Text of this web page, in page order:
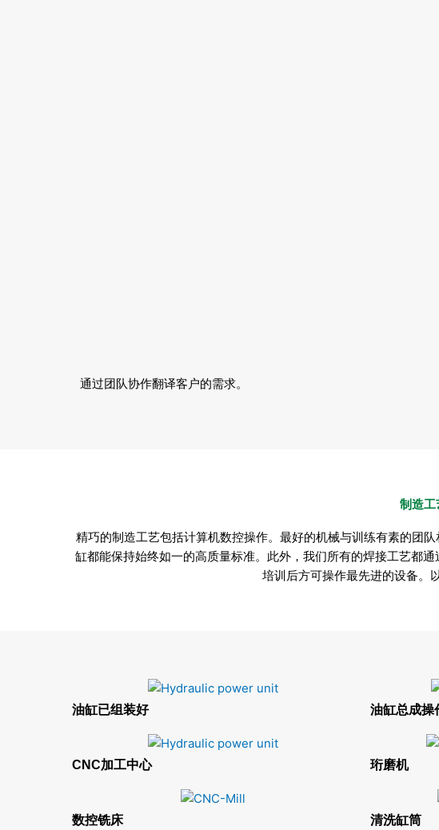
通过团队协作翻译客户的需求。
制造工
精巧的制造工艺包括计算机数控操作。最好的机械与训练有素的团
缸都能保持始终如一的高质量标准。此外，我们所有的焊接工艺都
培训后方可操作最先进的设备。
油缸已组装好 油缸总成操
CNC加工中心 珩磨机
数控铣床 清洗缸筒